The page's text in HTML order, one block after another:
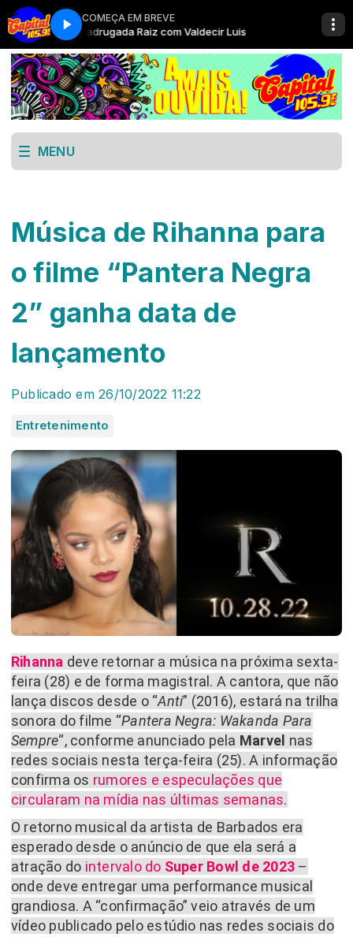
COMEÇA EM BREVE
Madrugada Raiz com Valdecir Luis
MENU
Música de Rihanna para
o filme “Pantera Negra
2” ganha data de
lançamento
Publicado em 26/10/2022 11:22
Entretenimento
Rihanna deve retornar a música na próxima sexta-
feira (28) e de forma magistral. A cantora, que não
lança discos desde o “Anti” (2016), estará na trilha
sonora do filme “Pantera Negra: Wakanda Para
Sempre“, conforme anunciado pela Marvel nas
redes sociais nesta terça-feira (25). A informação
confirma os rumores e especulações que
circularam na mídia nas últimas semanas.
O retorno musical da artista de Barbados era
esperado desde o anúncio de que ela será a
atração do intervalo do Super Bowl de 2023 –
onde deve entregar uma performance musical
grandiosa. A “confirmação” veio através de um
vídeo publicado pelo estúdio nas redes sociais do